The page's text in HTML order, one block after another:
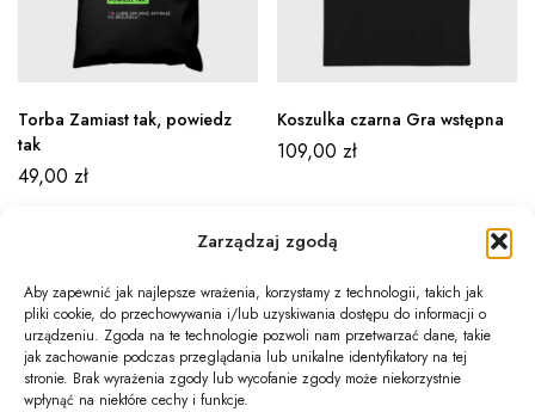
Zarządzaj zgodą
Aby zapewnić jak najlepsze wrażenia, korzystamy z technologii, takich jak
pliki cookie, do przechowywania i/lub uzyskiwania dostępu do informacji o
urządzeniu. Zgoda na te technologie pozwoli nam przetwarzać dane, takie
jak zachowanie podczas przeglądania lub unikalne identyfikatory na tej
stronie. Brak wyrażenia zgody lub wycofanie zgody może niekorzystnie
wpłynąć na niektóre cechy i funkcje.
Torba Zamiast tak, powiedz
tak
49,00 zł
Koszulka czarna Gra wstępna
109,00 zł
Newsletter
Informacje